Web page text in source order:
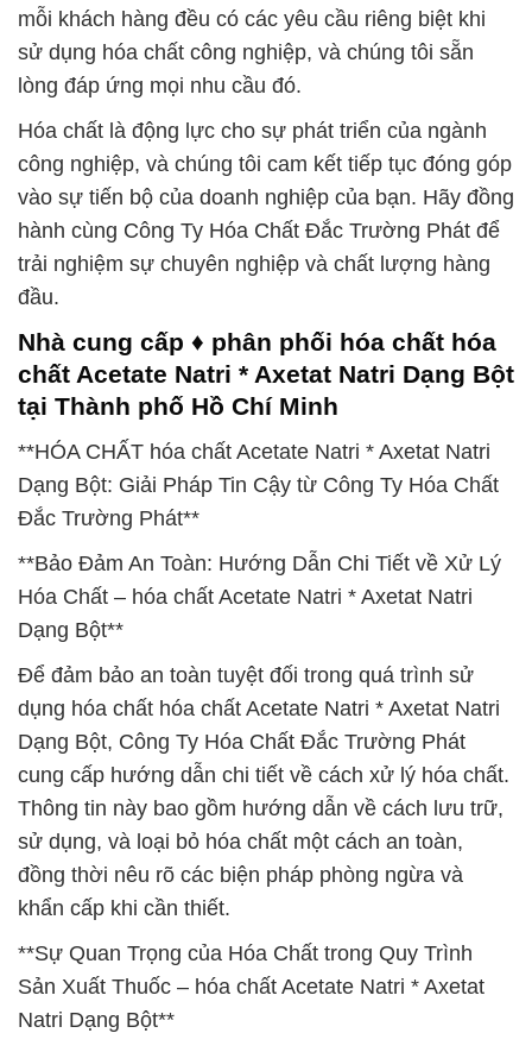
mỗi khách hàng đều có các yêu cầu riêng biệt khi
sử dụng hóa chất công nghiệp, và chúng tôi sẵn
lòng đáp ứng mọi nhu cầu đó.
Hóa chất là động lực cho sự phát triển của ngành
công nghiệp, và chúng tôi cam kết tiếp tục đóng góp
vào sự tiến bộ của doanh nghiệp của bạn. Hãy đồng
hành cùng Công Ty Hóa Chất Đắc Trường Phát để
trải nghiệm sự chuyên nghiệp và chất lượng hàng
đầu.
Nhà cung cấp ♦ phân phối hóa chất hóa
chất Acetate Natri * Axetat Natri Dạng Bột
tại Thành phố Hồ Chí Minh
**HÓA CHẤT hóa chất Acetate Natri * Axetat Natri
Dạng Bột: Giải Pháp Tin Cậy từ Công Ty Hóa Chất
Đắc Trường Phát**
**Bảo Đảm An Toàn: Hướng Dẫn Chi Tiết về Xử Lý
Hóa Chất – hóa chất Acetate Natri * Axetat Natri
Dạng Bột**
Để đảm bảo an toàn tuyệt đối trong quá trình sử
dụng hóa chất hóa chất Acetate Natri * Axetat Natri
Dạng Bột, Công Ty Hóa Chất Đắc Trường Phát
cung cấp hướng dẫn chi tiết về cách xử lý hóa chất.
Thông tin này bao gồm hướng dẫn về cách lưu trữ,
sử dụng, và loại bỏ hóa chất một cách an toàn,
đồng thời nêu rõ các biện pháp phòng ngừa và
khẩn cấp khi cần thiết.
**Sự Quan Trọng của Hóa Chất trong Quy Trình
Sản Xuất Thuốc – hóa chất Acetate Natri * Axetat
Natri Dạng Bột**